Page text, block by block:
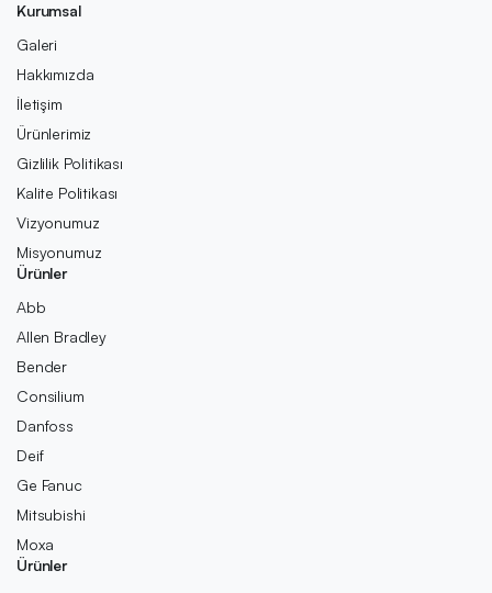
Kurumsal
Galeri
Hakkımızda
İletişim
Ürünlerimiz
Gizlilik Politikası
Kalite Politikası
Vizyonumuz
Misyonumuz
Ürünler
Abb
Allen Bradley
Bender
Consilium
Danfoss
Deif
Ge Fanuc
Mitsubishi
Moxa
Ürünler